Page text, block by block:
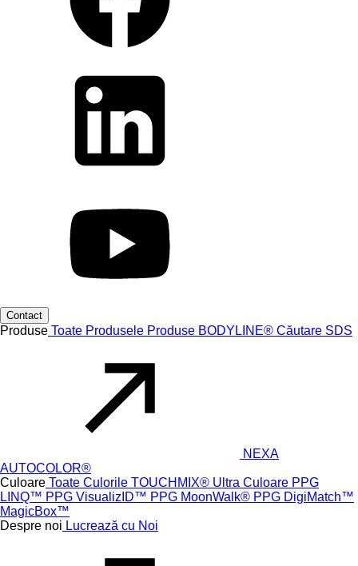
Contact
Produse Toate Produsele Produse BODYLINE® Căutare SDS
NEXA
AUTOCOLOR®
Culoare Toate Culorile TOUCHMIX® Ultra Culoare PPG
LINQ™ PPG VisualizID™ PPG MoonWalk® PPG DigiMatch™
MagicBox™
Despre noi Lucrează cu Noi